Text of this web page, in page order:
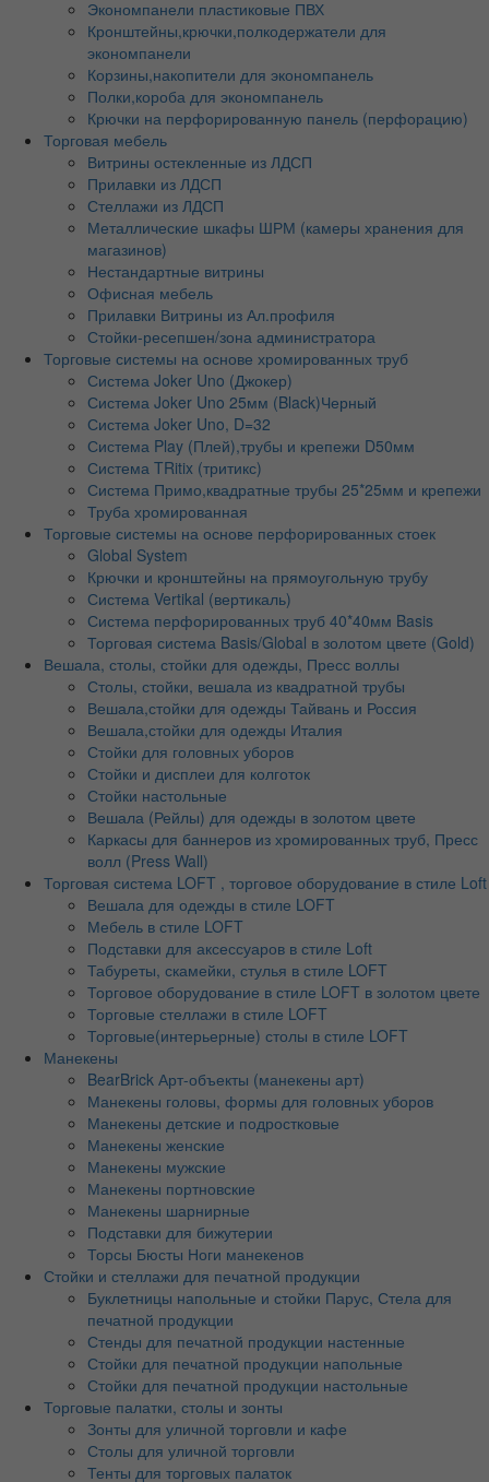
Экономпанели пластиковые ПВХ
Кронштейны,крючки,полкодержатели для
экономпанели
Корзины,накопители для экономпанель
Полки,короба для экономпанель
Крючки на перфорированную панель (перфорацию)
Торговая мебель
Витрины остекленные из ЛДСП
Прилавки из ЛДСП
Стеллажи из ЛДСП
Металлические шкафы ШРМ (камеры хранения для
магазинов)
Нестандартные витрины
Офисная мебель
Прилавки Витрины из Ал.профиля
Стойки-ресепшен/зона администратора
Торговые системы на основе хромированных труб
Система Joker Uno (Джокер)
Система Joker Uno 25мм (Black)Черный
Система Joker Uno, D=32
Система Play (Плей),трубы и крепежи D50мм
Система TRitix (тритикс)
Система Примо,квадратные трубы 25*25мм и крепежи
Труба хромированная
Торговые системы на основе перфорированных стоек
Global System
Крючки и кронштейны на прямоугольную трубу
Система Vertikal (вертикаль)
Система перфорированных труб 40*40мм Basis
Торговая система Basis/Global в золотом цвете (Gold)
Вешала, столы, стойки для одежды, Пресс воллы
Столы, стойки, вешала из квадратной трубы
Вешала,стойки для одежды Тайвань и Россия
Вешала,стойки для одежды Италия
Стойки для головных уборов
Стойки и дисплеи для колготок
Стойки настольные
Вешала (Рейлы) для одежды в золотом цвете
Каркасы для баннеров из хромированных труб, Пресс
волл (Press Wall)
Торговая система LOFT , торговое оборудование в стиле Loft
Вешала для одежды в стиле LOFT
Мебель в стиле LOFT
Подставки для аксессуаров в стиле Loft
Табуреты, скамейки, стулья в стиле LOFT
Торговое оборудование в стиле LOFT в золотом цвете
Торговые стеллажи в стиле LOFT
Торговые(интерьерные) столы в стиле LOFT
Манекены
BearBrick Арт-объекты (манекены арт)
Манекены головы, формы для головных уборов
Манекены детские и подростковые
Манекены женские
Манекены мужские
Манекены портновские
Манекены шарнирные
Подставки для бижутерии
Торсы Бюсты Ноги манекенов
Стойки и стеллажи для печатной продукции
Буклетницы напольные и стойки Парус, Стела для
печатной продукции
Стенды для печатной продукции настенные
Стойки для печатной продукции напольные
Стойки для печатной продукции настольные
Торговые палатки, столы и зонты
Зонты для уличной торговли и кафе
Столы для уличной торговли
Тенты для торговых палаток